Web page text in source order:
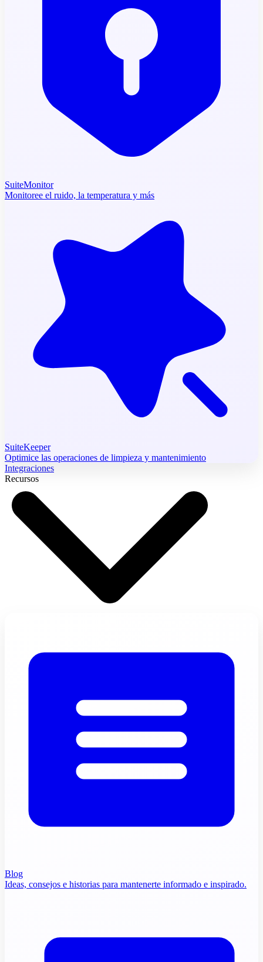
SuiteMonitor
Monitoree el ruido, la temperatura y más
SuiteKeeper
Optimice las operaciones de limpieza y mantenimiento
Integraciones
Recursos
Blog
Ideas, consejos e historias para mantenerte informado e inspirado.